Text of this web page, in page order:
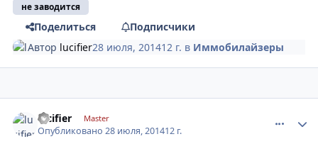
не заводится
Поделиться
Подписчики
Автор lucifier28 июля, 201412 г. в Иммобилайзеры
lucifier Master
Опубликовано28 июля, 201412 г.